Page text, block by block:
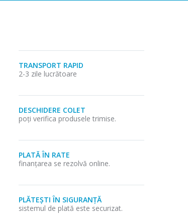
TRANSPORT RAPID
2-3 zile lucrătoare
DESCHIDERE COLET
poți verifica produsele trimise.
PLATĂ ÎN RATE
finanțarea se rezolvă online.
PLĂTEȘTI ÎN SIGURANȚĂ
sistemul de plată este securizat.